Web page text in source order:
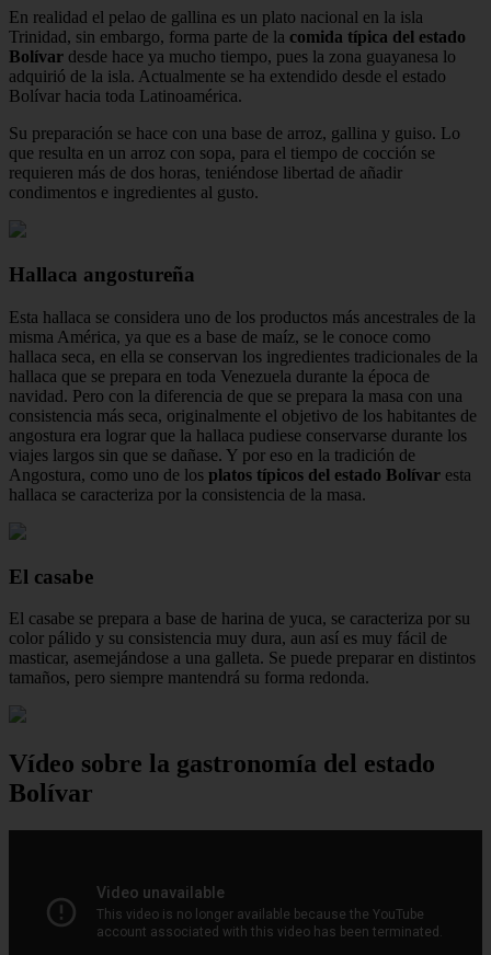
En realidad el pelao de gallina es un plato nacional en la isla
Trinidad, sin embargo, forma parte de la comida típica del estado
Bolívar desde hace ya mucho tiempo, pues la zona guayanesa lo
adquirió de la isla. Actualmente se ha extendido desde el estado
Bolívar hacia toda Latinoamérica.
Su preparación se hace con una base de arroz, gallina y guiso. Lo
que resulta en un arroz con sopa, para el tiempo de cocción se
requieren más de dos horas, teniéndose libertad de añadir
condimentos e ingredientes al gusto.
Hallaca angostureña
Esta hallaca se considera uno de los productos más ancestrales de la
misma América, ya que es a base de maíz, se le conoce como
hallaca seca, en ella se conservan los ingredientes tradicionales de la
hallaca que se prepara en toda Venezuela durante la época de
navidad. Pero con la diferencia de que se prepara la masa con una
consistencia más seca, originalmente el objetivo de los habitantes de
angostura era lograr que la hallaca pudiese conservarse durante los
viajes largos sin que se dañase. Y por eso en la tradición de
Angostura, como uno de los platos típicos del estado Bolívar esta
hallaca se caracteriza por la consistencia de la masa.
El casabe
El casabe se prepara a base de harina de yuca, se caracteriza por su
color pálido y su consistencia muy dura, aun así es muy fácil de
masticar, asemejándose a una galleta. Se puede preparar en distintos
tamaños, pero siempre mantendrá su forma redonda.
Vídeo sobre la gastronomía del estado
Bolívar